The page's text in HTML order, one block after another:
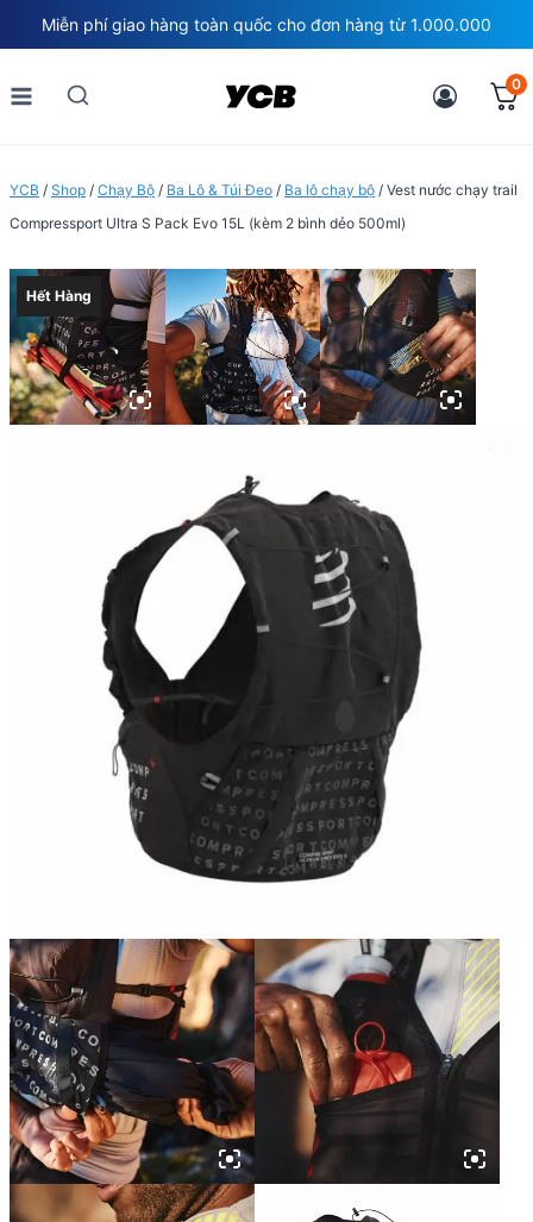
to
content
Miễn phí giao hàng toàn quốc cho đơn hàng từ 1.000.000
0
YCB / Shop / Chạy Bộ / Ba Lô & Túi Đeo / Ba lô chạy bộ / Vest nước chạy trail
Compressport Ultra S Pack Evo 15L (kèm 2 bình dẻo 500ml)
Hết Hàng